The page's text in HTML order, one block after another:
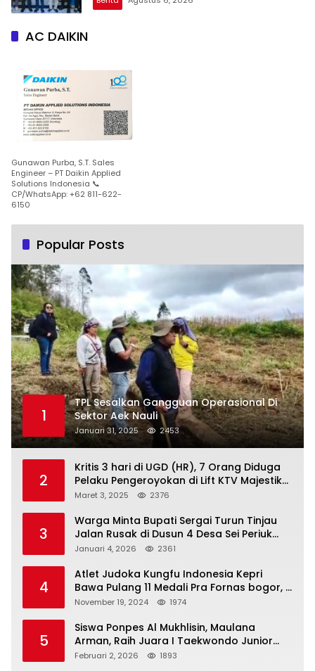
AC DAIKIN
Gunawan Purba, S.T. Sales
Engineer – PT Daikin Applied
Solutions Indonesia 📞
CP/WhatsApp: +62 811-622-
6150
Popular Posts
1
TPL Sesalkan Gangguan Operasional Di
Sektor Aek Nauli
Januari 31, 2025 2453
2
Kritis 3 hari di UGD (HR), 7 Orang Diduga
Pelaku Pengeroyokan di Lift KTV Majestik
Melenggang Bebas, Kantor Hukum JAP
Tanjungpinang
Maret 3, 2025 2376
3
Warga Minta Bupati Sergai Turun Tinjau
Jalan Rusak di Dusun 4 Desa Sei Periuk
Serdang Bedagai
Januari 4, 2026 2361
4
Atlet Judoka Kungfu Indonesia Kepri
Bawa Pulang 11 Medali Pra Fornas bogor, 3
Emas dan 8 Perunggu.
November 19, 2024 1974
5
Siswa Ponpes Al Mukhlisin, Maulana
Arman, Raih Juara I Taekwondo Junior
Putra di Riau National Championship 2026
Februari 2, 2026 1893